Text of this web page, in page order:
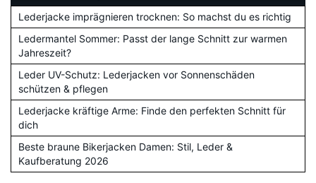
Lederjacke imprägnieren trocknen: So machst du es richtig
Ledermantel Sommer: Passt der lange Schnitt zur warmen
Jahreszeit?
Leder UV-Schutz: Lederjacken vor Sonnenschäden
schützen & pflegen
Lederjacke kräftige Arme: Finde den perfekten Schnitt für
dich
Beste braune Bikerjacken Damen: Stil, Leder &
Kaufberatung 2026